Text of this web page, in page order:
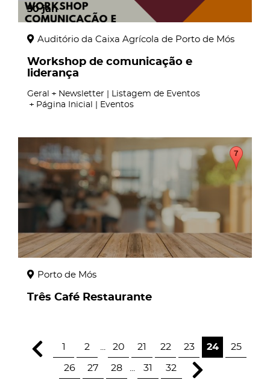
30 jan
Auditório da Caixa Agrícola de Porto de Mós
Workshop de comunicação e
liderança
Geral
Newsletter | Listagem de Eventos
Página Inicial | Eventos
page
Porto de Mós
Três Café Restaurante
1 2 20 21 22 23 24 25
26 27 28 31 32